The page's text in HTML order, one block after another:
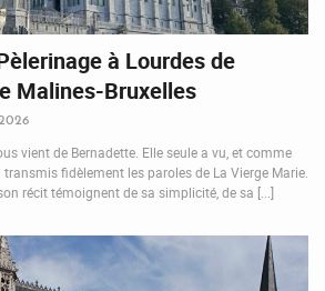
à Lourdes de
Malines-Bruxelles
vient de Bernadette. Elle seule a vu, et comme
fidèlement les paroles de La Vierge Marie.
récit témoignent de sa simplicité, de sa [...]